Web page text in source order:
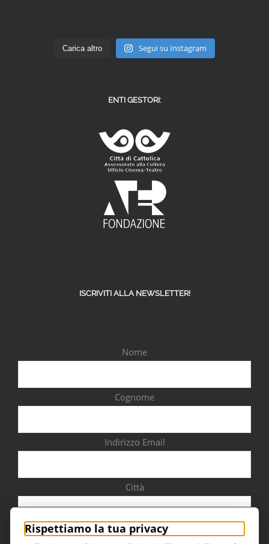
Carica altro Segui su Instagram
ENTI GESTORI:
ISCRIVITI ALLA NEWSLETTER!
Nome
Cognome
Indirizzo Email
Città
Rispettiamo la tua privacy